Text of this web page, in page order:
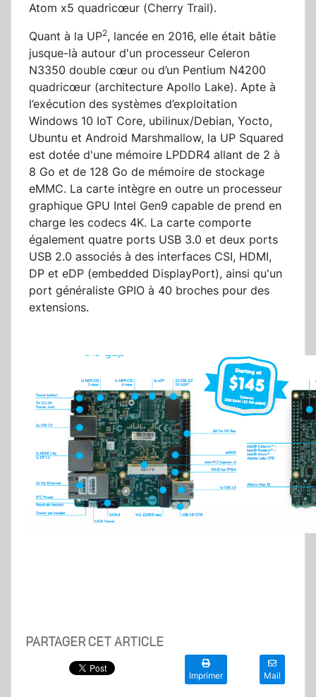
Atom x5 quadricœur (Cherry Trail).
Quant à la UP2, lancée en 2016, elle était bâtie
jusque-là autour d'un processeur Celeron
N3350 double cœur ou d’un Pentium N4200
quadricœur (architecture Apollo Lake). Apte à
l’exécution des systèmes d’exploitation
Windows 10 IoT Core, ubilinux/Debian, Yocto,
Ubuntu et Android Marshmallow, la UP Squared
est dotée d'une mémoire LPDDR4 allant de 2 à
8 Go et de 128 Go de mémoire de stockage
eMMC. La carte intègre en outre un processeur
graphique GPU Intel Gen9 capable de prend en
charge les codecs 4K. La carte comporte
également quatre ports USB 3.0 et deux ports
USB 2.0 associés à des interfaces CSI, HDMI,
DP et eDP (embedded DisplayPort), ainsi qu'un
port généraliste GPIO à 40 broches pour des
extensions.
PARTAGER CET ARTICLE
Imprimer Mail